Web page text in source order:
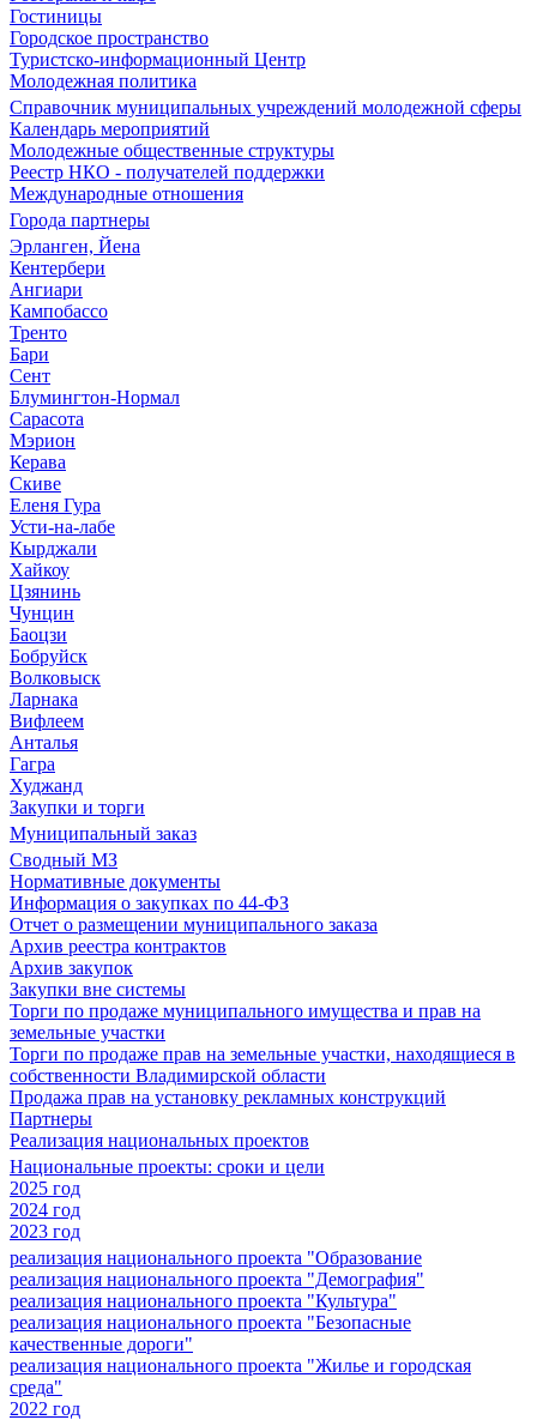
Гостиницы
Городское пространство
Туристско-информационный Центр
Молодежная политика
Справочник муниципальных учреждений молодежной сферы
Календарь мероприятий
Молодежные общественные структуры
Реестр НКО - получателей поддержки
Международные отношения
Города партнеры
Эрланген, Йена
Кентербери
Ангиари
Кампобассо
Тренто
Бари
Сент
Блумингтон-Нормал
Сарасота
Мэрион
Керава
Скиве
Еленя Гура
Усти-на-лабе
Кырджали
Хайкоу
Цзянинь
Чунцин
Баоцзи
Бобруйск
Волковыск
Ларнака
Вифлеем
Анталья
Гагра
Худжанд
Закупки и торги
Муниципальный заказ
Сводный МЗ
Нормативные документы
Информация о закупках по 44-ФЗ
Отчет о размещении муниципального заказа
Архив реестра контрактов
Архив закупок
Закупки вне системы
Торги по продаже муниципального имущества и прав на
земельные участки
Торги по продаже прав на земельные участки, находящиеся в
собственности Владимирской области
Продажа прав на установку рекламных конструкций
Партнеры
Реализация национальных проектов
Национальные проекты: сроки и цели
2025 год
2024 год
2023 год
реализация национального проекта "Образование
реализация национального проекта "Демография"
реализация национального проекта "Культура"
реализация национального проекта "Безопасные
качественные дороги"
реализация национального проекта "Жилье и городская
среда"
2022 год